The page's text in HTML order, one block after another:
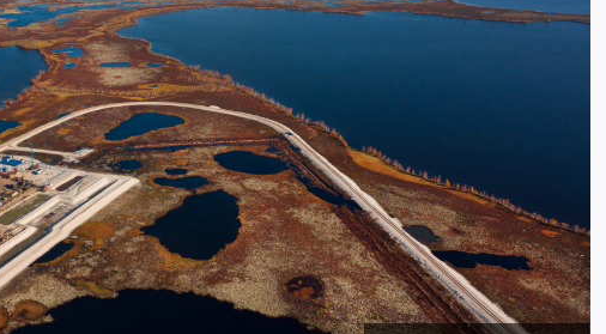
@Infotek_Russia